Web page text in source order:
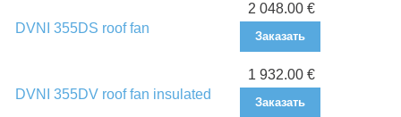
DVNI 355DS roof fan
2 048.00 €
Заказать
DVNI 355DV roof fan insulated
1 932.00 €
Заказать